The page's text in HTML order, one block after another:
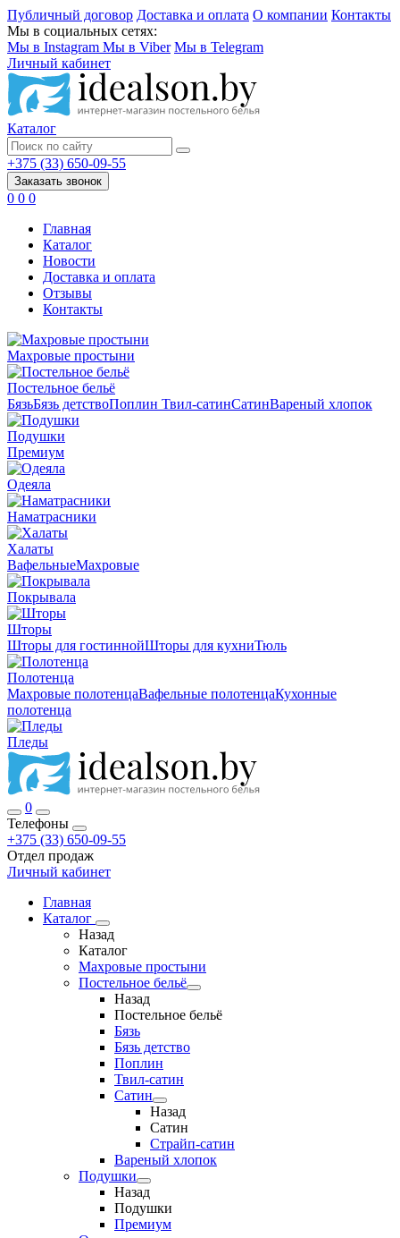
Публичный договор Доставка и оплата О компании Контакты
Мы в социальных сетях:
Мы в Instagram Мы в Viber Мы в Telegram
Личный кабинет
Каталог
+375 (33) 650-09-55
Заказать звонок
0 0 0
Главная
Каталог
Новости
Доставка и оплата
Отзывы
Контакты
Махровые простыни
Постельное бельё
БязьБязь детствоПоплин Твил-сатинСатинВареный хлопок
Подушки
Премиум
Одеяла
Наматрасники
Халаты
ВафельныеМахровые
Покрывала
Шторы
Шторы для гостиннойШторы для кухниТюль
Полотенца
Махровые полотенцаВафельные полотенцаКухонные
полотенца
Пледы
0
Телефоны
+375 (33) 650-09-55
Отдел продаж
Личный кабинет
Главная
Каталог
Назад
Каталог
Махровые простыни
Постельное бельё
Назад
Постельное бельё
Бязь
Бязь детство
Поплин
Твил-сатин
Сатин
Назад
Сатин
Страйп-сатин
Вареный хлопок
Подушки
Назад
Подушки
Премиум